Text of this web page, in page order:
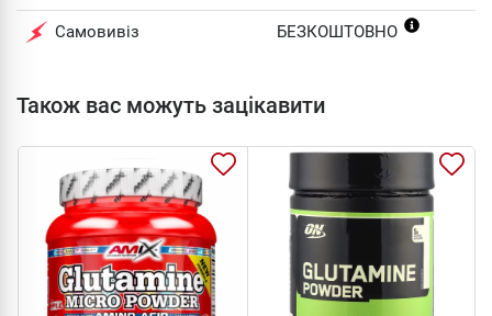
Самовивіз БЕЗКОШТОВНО
Також вас можуть зацікавити